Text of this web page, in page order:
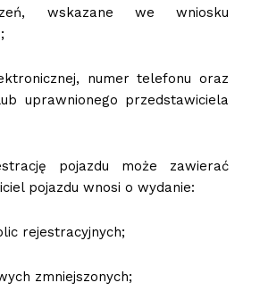
wskazane we wniosku
numer telefonu oraz
uprawnionego przedstawiciela
pojazdu może zawierać
pojazdu wnosi o wydanie:
rejestracyjnych;
zmniejszonych;